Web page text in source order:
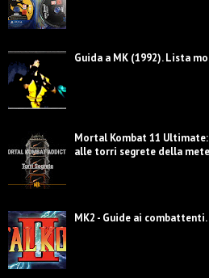
Guida a MK (1992). Lista
Mortal Kombat 11
alle torri segrete della
MK2 - Guide ai combattenti.